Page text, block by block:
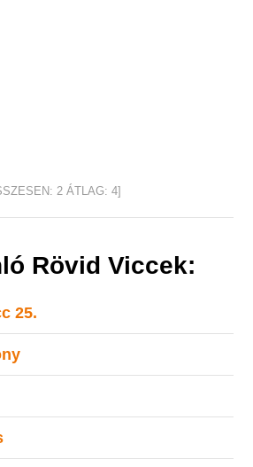
2 ÁTLAG:4]
Rövid Viccek:
25.